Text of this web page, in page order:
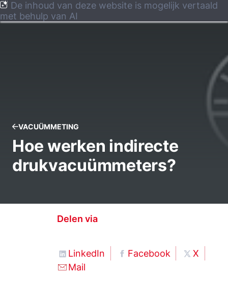
De inhoud van deze website is mogelijk vertaald
met behulp van AI
VACUÜMMETING
Hoe werken indirecte
drukvacuümmeters?
Delen via
LinkedIn Facebook
X
Mail